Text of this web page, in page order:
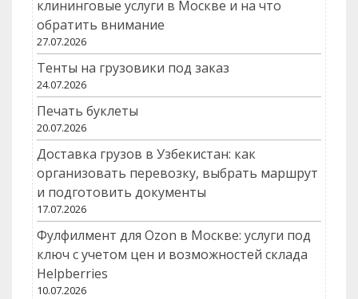
клининговые услуги в Москве и на что
обратить внимание
27.07.2026
Тенты на грузовики под заказ
24.07.2026
Печать буклеты
20.07.2026
Доставка грузов в Узбекистан: как
организовать перевозку, выбрать маршрут
и подготовить документы
17.07.2026
Фулфилмент для Ozon в Москве: услуги под
ключ с учетом цен и возможностей склада
Helpberries
10.07.2026